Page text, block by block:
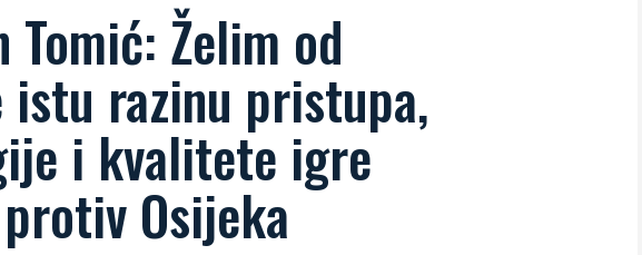
Tomić: Želim od
istu razinu pristupa,
i kvalitete igre
Osijeka